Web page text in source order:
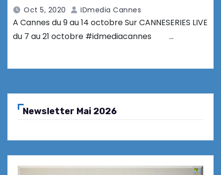
Oct 5, 2020 IDmedia Cannes
A Cannes du 9 au 14 octobre Sur CANNESERIES LIVE
du 7 au 21 octobre #idmediacannes …
Newsletter Mai 2026